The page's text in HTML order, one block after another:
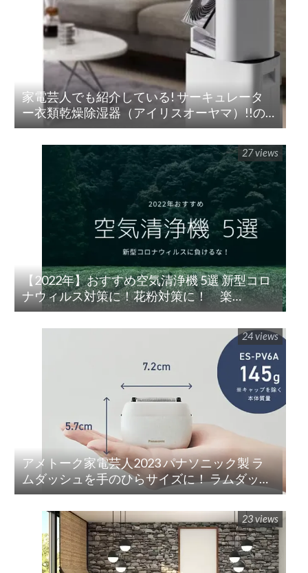
家電芸人でも紹介している! サーキュレータ
ー衣類乾燥除湿器（アイリスオーヤマ）!!の
紹介
【2022年】おすすめ空気清浄機 5選 新型コロ
ナウィルス対策に！花粉対策に！ 楽
天/Amazon/Yahoo/PayPay
27 views
アメトーク家電芸人2023 パナソニック製 ラ
ムダッシュを手のひらサイズに！ ラムダッシ
ュ パームイン5枚刃(ES-PV3A-K)
24 views
23 views